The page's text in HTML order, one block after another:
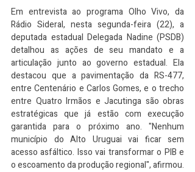
Em entrevista ao programa Olho Vivo, da
Rádio Sideral, nesta segunda-feira (22), a
deputada estadual Delegada Nadine (PSDB)
detalhou as ações de seu mandato e a
articulação junto ao governo estadual. Ela
destacou que a pavimentação da RS-477,
entre Centenário e Carlos Gomes, e o trecho
entre Quatro Irmãos e Jacutinga são obras
estratégicas que já estão com execução
garantida para o próximo ano. "Nenhum
município do Alto Uruguai vai ficar sem
acesso asfáltico. Isso vai transformar o PIB e
o escoamento da produção regional", afirmou.